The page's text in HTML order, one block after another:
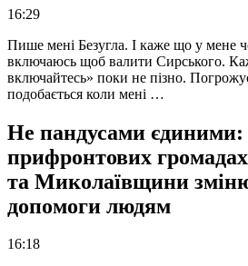
16:29
Пише мені Безугла. І каже що у мене
включаюсь щоб валити Сирського.
включайтесь» поки не пізно.
подобається коли мені …
Не пандусами єдиними:
прифронтових
та Миколаївщини
допомоги людям
16:18